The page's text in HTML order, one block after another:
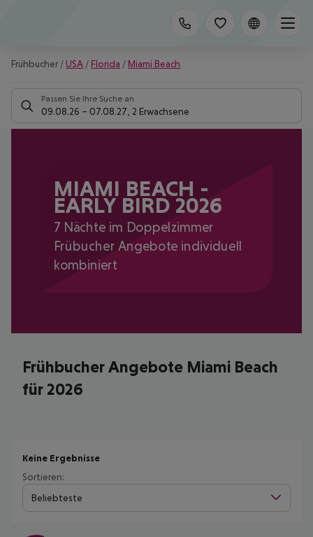
Frühbucher /USA / Florida / Miami Beach
Passen Sie Ihre Suche an
09.08.26 – 07.08.27 2 Erwachsene
MIAMI BEACH -
EARLY BIRD 2026
7 Nächte im Doppelzimmer
Frübucher Angebote individuell
kombiniert
Frühbucher Angebote Miami Beach
für 2026
Keine Ergebnisse
Sortieren:
Beliebteste